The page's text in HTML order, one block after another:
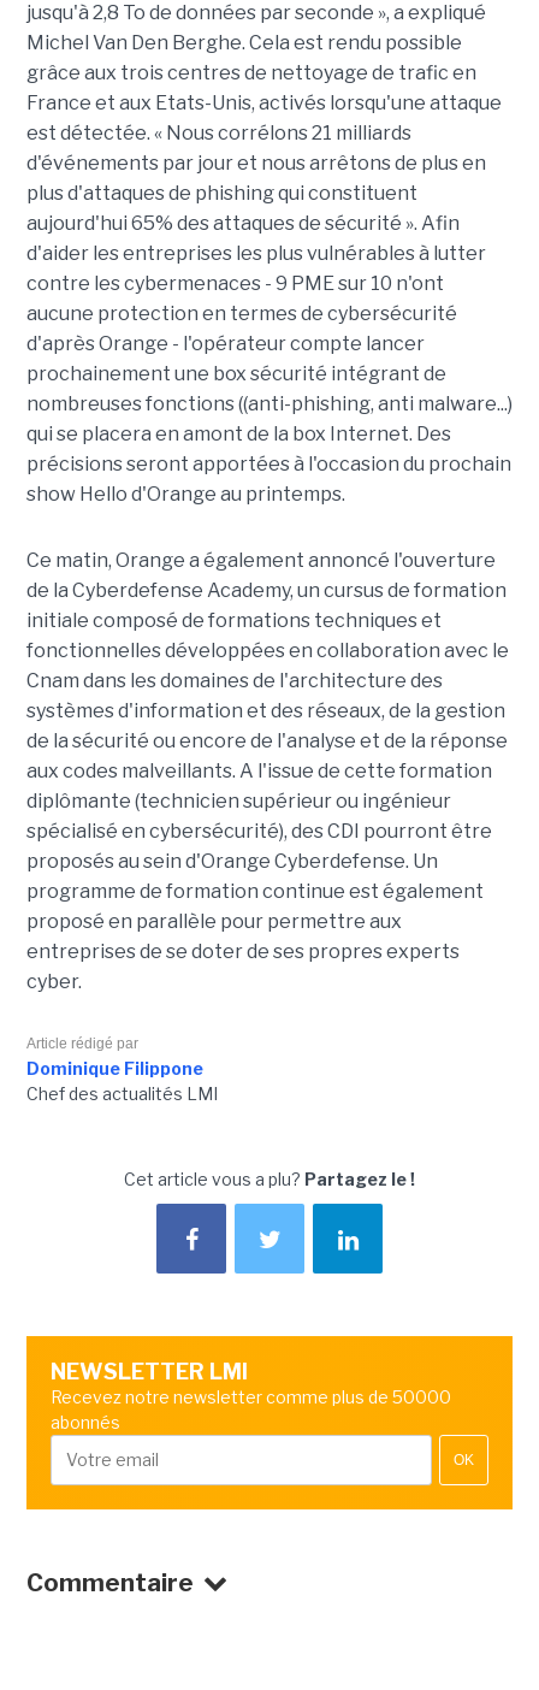
jusqu'à 2,8 To de données par seconde », a expliqué
Michel Van Den Berghe. Cela est rendu possible
grâce aux trois centres de nettoyage de trafic en
France et aux Etats-Unis, activés lorsqu'une attaque
est détectée. « Nous corrélons 21 milliards
d'événements par jour et nous arrêtons de plus en
plus d'attaques de phishing qui constituent
aujourd'hui 65% des attaques de sécurité ». Afin
d'aider les entreprises les plus vulnérables à lutter
contre les cybermenaces - 9 PME sur 10 n'ont
aucune protection en termes de cybersécurité
d'après Orange - l'opérateur compte lancer
prochainement une box sécurité intégrant de
nombreuses fonctions ((anti-phishing, anti malware...)
qui se placera en amont de la box Internet. Des
précisions seront apportées à l'occasion du prochain
show Hello d'Orange au printemps.
Ce matin, Orange a également annoncé l'ouverture
de la Cyberdefense Academy, un cursus de formation
initiale composé de formations techniques et
fonctionnelles développées en collaboration avec le
Cnam dans les domaines de l'architecture des
systèmes d'information et des réseaux, de la gestion
de la sécurité ou encore de l'analyse et de la réponse
aux codes malveillants. A l'issue de cette formation
diplômante (technicien supérieur ou ingénieur
spécialisé en cybersécurité), des CDI pourront être
proposés au sein d'Orange Cyberdefense. Un
programme de formation continue est également
proposé en parallèle pour permettre aux
entreprises de se doter de ses propres experts
cyber.
Article rédigé par
Dominique Filippone
Chef des actualités LMI
Cet article vous a plu? Partagez le !
NEWSLETTER LMI
Recevez notre newsletter comme plus de 50000
abonnés
OK
Commentaire